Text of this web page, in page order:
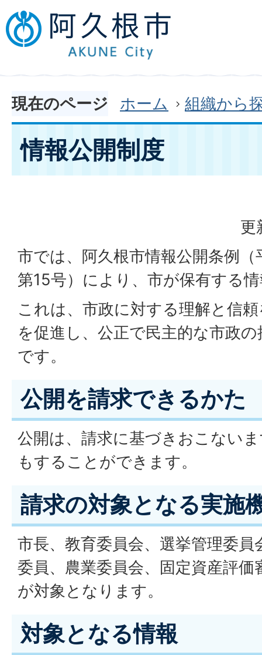
現在のページ ホーム 組織から
情報公開制度
更
市では、阿久根市情報公開条例
第15号）により、市が保有する
これは、市政に対する理解と信
を促進し、公正で民主的な市政
です。
公開を請求できるかた
公開は、請求に基づきおこない
もすることができます。
請求の対象となる実施
市長、教育委員会、選挙管理委員
委員、農業委員会、固定資産評
が対象となります。
対象となる情報